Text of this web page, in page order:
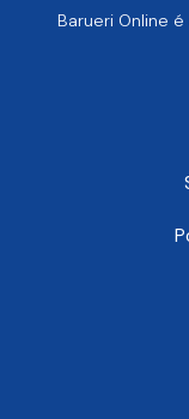
Barueri Online